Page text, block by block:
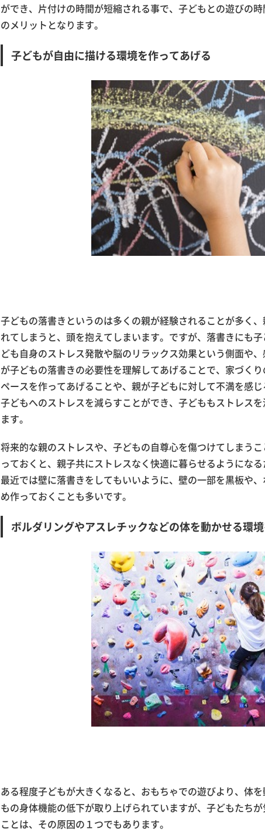
ができ、片付けの時間が短縮される事で、子どもとの遊びの
のメリットとなります。
子どもが自由に描ける環境を作ってあげる
子どもの落書きというのは多くの親が経験されることが多く
れてしまうと、頭を抱えてしまいます。ですが、落書きにも
ども自身のストレス発散や脳のリラックス効果という側面や
が子どもの落書きの必要性を理解してあげることで、家づく
ペースを作ってあげることや、親が子どもに対して不満を感
子どもへのストレスを減らすことができ、子どももストレス
ます。
将来的な親のストレスや、子どもの自尊心を傷つけてしまう
っておくと、親子共にストレスなく快適に暮らせるようにな
最近では壁に落書きをしてもいいように、壁の一部を黒板や
め作っておくことも多いです。
ボルダリングやアスレチックなどの体を動かせる環
ある程度子どもが大きくなると、おもちゃでの遊びより、体
もの身体機能の低下が取り上げられていますが、子どもたち
ことは、その原因の１つでもあります。